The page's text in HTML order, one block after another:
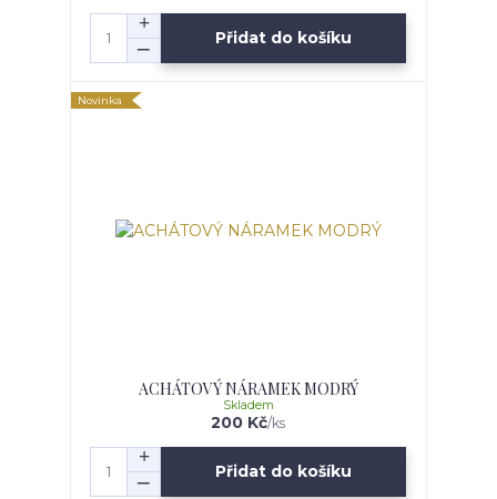
Přidat do košíku
Novinka
ACHÁTOVÝ NÁRAMEK MODRÝ
200 Kč/ks
Skladem
Přidat do košíku